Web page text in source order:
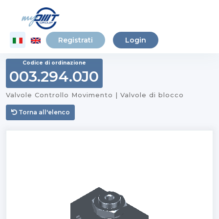
Registrati Login
Codice di ordinazione
003.294.0J0
Valvole Controllo Movimento | Valvole di blocco
Torna all'elenco